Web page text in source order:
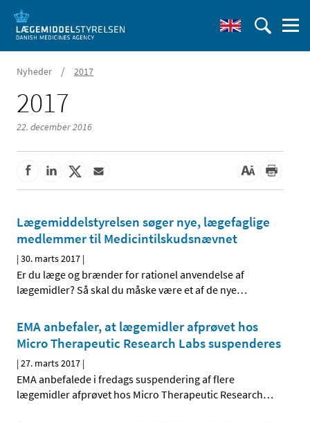
Nyheder / 2017
2017
22. december 2016
Lægemiddelstyrelsen søger nye, lægefaglige
medlemmer til Medicintilskudsnævnet
|30. marts 2017 |
Er du læge og brænder for rationel anvendelse af
lægemidler? Så skal du måske være et af de nye…
EMA anbefaler, at lægemidler afprøvet hos
Micro Therapeutic Research Labs suspenderes
|27. marts 2017 |
EMA anbefalede i fredags suspendering af flere
lægemidler afprøvet hos Micro Therapeutic Research…